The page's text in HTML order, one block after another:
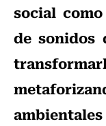
social
de sonidos